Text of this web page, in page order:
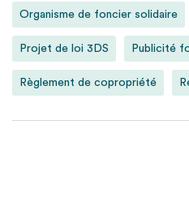
Organisme de foncier solidaire
Projet de loi 3DS Publicité
Règlement de copropriété